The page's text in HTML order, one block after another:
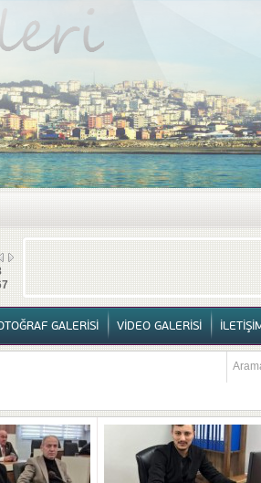
SPOR HABERLERİ FOTOĞRAF
GALERİSİ VİDEO GALERİSİ